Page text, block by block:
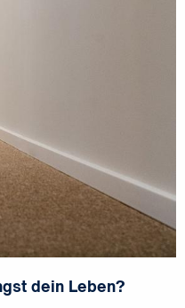
dein Leben?